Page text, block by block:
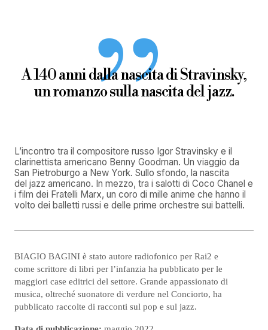
A 140 anni dalla nascita di Stravinsky,
un romanzo sulla nascita del jazz.
L’incontro tra il compositore russo Igor Stravinsky e il
clarinettista americano Benny Goodman. Un viaggio da
San Pietroburgo a New York. Sullo sfondo, la nascita
del jazz americano. In mezzo, tra i salotti di Coco Chanel e
i film dei Fratelli Marx, un coro di mille anime che hanno il
volto dei balletti russi e delle prime orchestre sui battelli.
BIAGIO BAGINI è stato autore radiofonico per Rai2 e
come scrittore di libri per l’infanzia ha pubblicato per le
maggiori case editrici del settore. Grande appassionato di
musica, oltreché suonatore di verdure nel Conciorto, ha
pubblicato raccolte di racconti sul pop e sul jazz.